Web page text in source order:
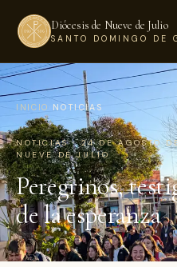
Diócesis de Nueve de Julio
SANTO DOMINGO DE
INICIO NOTICIAS
NOTICIAS · 24 DE AGOSTO
NUEVE DE JULIO
Peregrinos,
de la esperanza